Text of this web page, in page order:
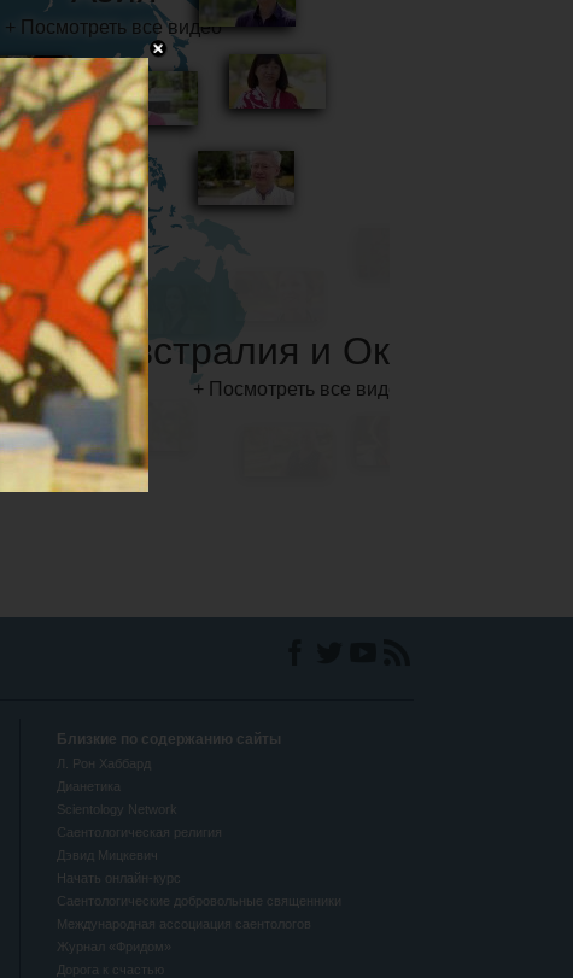
Австралия и Океания
+ Посмотреть все видео
Близкие по содержанию сайты
Л. Рон Хаббард
Дианетика
Scientology Network
Саентологическая религия
Дэвид Мицкевич
Начать онлайн-курс
Саентологические добровольные священники
Международная ассоциация саентологов
Журнал «Фридом»
Дорога к счастью